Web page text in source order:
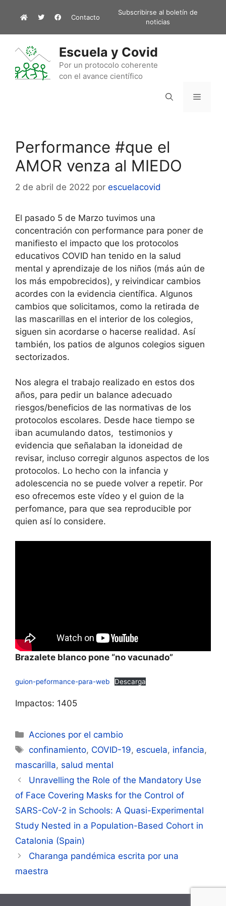
Contacto
Subscribirse al boletín de
noticias
Escuela y Covid
Por un protocolo coherente
con el avance científico
Menú
Performance #que el
AMOR venza al MIEDO
2 de abril de 2022 por escuelacovid
El pasado 5 de Marzo tuvimos una
concentración con performance para poner de
manifiesto el impacto que los protocolos
educativos COVID han tenido en la salud
mental y aprendizaje de los niños (más aún de
los más empobrecidos), y reivindicar cambios
acordes con la evidencia científica. Algunos
cambios que solicitamos, como la retirada de
las mascarillas en el interior de los colegios,
siguen sin acordarse o hacerse realidad. Así
también, los patios de algunos colegios siguen
sectorizados.
Nos alegra el trabajo realizado en estos dos
años, para pedir un balance adecuado
riesgos/beneficios de las normativas de los
protocolos escolares. Desde hace tiempo se
iban acumulando datos, testimonios y
evidencia que señalaban la idoneidad de
revisar, incluso corregir algunos aspectos de los
protocolos. Lo hecho con la infancia y
adolescencia no se puede volver a repetir. Por
eso ofrecemos este vídeo y el guion de la
perfomance, para que sea reproducible por
quien así lo considere.
Brazalete blanco pone “no vacunado”
guion-peformance-para-web Descarga
Impactos: 1405
Categorías
Acciones por el cambio
Etiquetas
confinamiento, COVID-19,escuela, infancia,
mascarilla, salud mental
Navegación
de
Unravelling the Role of the Mandatory Use
of Face Covering Masks for the Control of
SARS-CoV-2 in Schools: A Quasi-Experimental
Study Nested in a Population-Based Cohort in
Catalonia (Spain)
Charanga pandémica escrita por una
maestra